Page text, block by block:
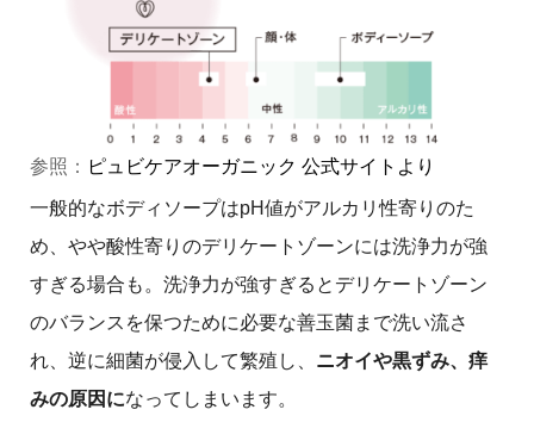
参照： ピュビケアオーガニック 公式サイトより
一般的なボディソープはpH値がアルカリ性寄りのた
め、やや酸性寄りのデリケートゾーンには洗浄力が強
すぎる場合も。洗浄力が強すぎるとデリケートゾーン
のバランスを保つために必要な善玉菌まで洗い流さ
れ、逆に細菌が侵入して繁殖し、 ニオイや黒ずみ、痒
みの原因になってしまいます。